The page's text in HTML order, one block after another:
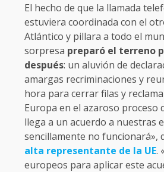
El hecho de que la llamada
estuviera coordinada con el
Atlántico y pillara a todo el
sorpresa preparó el terreno
después: un aluvión de
amargas recriminaciones y
hora para cerrar filas y
Europa en el azaroso proceso
llega a un acuerdo a nuestras
sencillamente no funcionará»,
alta representante de la UE.
europeos para aplicar este